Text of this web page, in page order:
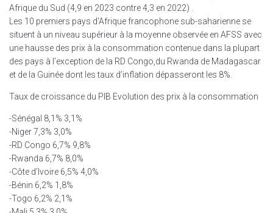
Afrique du Sud (4,9 en 2023 contre 4,3 en 2022) .
Les 10 premiers pays d’Afrique francophone sub-saharienne se
situent à un niveau supérieur à la moyenne observée en AFSS avec
une hausse des prix à la consommation contenue dans la plupart
des pays à l’exception de la RD Congo,du Rwanda de Madagascar
et de la Guinée dont les taux d’inflation dépasseront les 8%.
Taux de croissance du PIB Evolution des prix à la consommation
-Sénégal 8,1% 3,1%
-Niger 7,3% 3,0%
-RD Congo 6,7% 9,8%
-Rwanda 6,7% 8,0%
-Côte d’Ivoire 6,5% 4,0%
-Bénin 6,2% 1,8%
-Togo 6,2% 2,1%